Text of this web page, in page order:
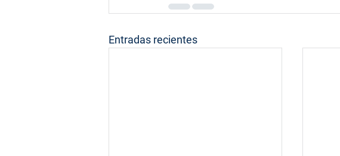
Entradas recientes